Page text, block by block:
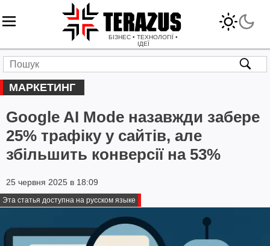
БІЗНЕС • ТЕХНОЛОГІЇ •
ІДЕЇ
МАРКЕТИНГ
Google AI Mode назавжди забере
25% трафіку у сайтів, але
збільшить конверсії на 53%
25 червня 2025 в 18:09
Эта статья доступна на русском языке